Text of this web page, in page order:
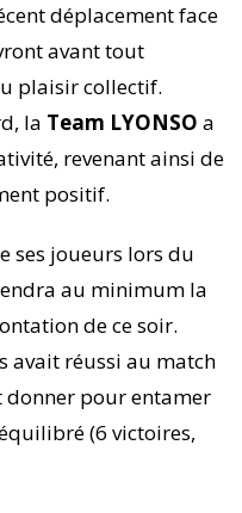
déplacement face
avant tout
plaisir collectif.
la Team LYONSO a
revenant ainsi de
positif.
ses joueurs lors du
au minimum la
de ce soir.
avait réussi au match
pour entamer
(6 victoires,